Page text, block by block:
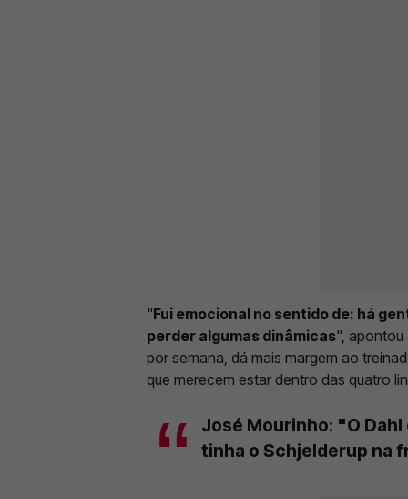
"Fui emocional no sentido de: há
perder algumas dinâmicas", apontou
por semana, dá mais margem ao
que merecem estar dentro das quatro
José Mourinho: "O
tinha o Schjelderup na